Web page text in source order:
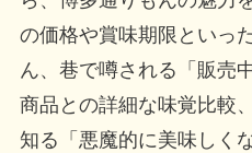
の価格や賞味期限といっ
ん、巷で噂される「販売
商品との詳細な味覚比較
知る「悪魔的に美味しく